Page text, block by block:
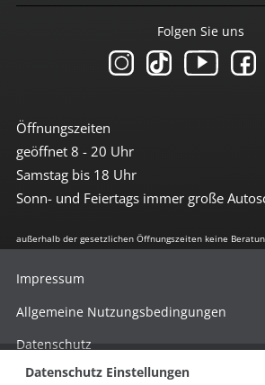
Öffnungszeiten
geöffnet 8 - 20 Uhr
Samstag bis 18 Uhr
Sonn- und Feiertags immer große
Folgen Sie uns
außerhalb der gesetzlichen Öffnungszeiten keine
Impressum
Allgemeine Nutzungsbedingungen
Datenschutz
Hinweisgebersystem nach HinSchG
Datenschutz Einstellungen